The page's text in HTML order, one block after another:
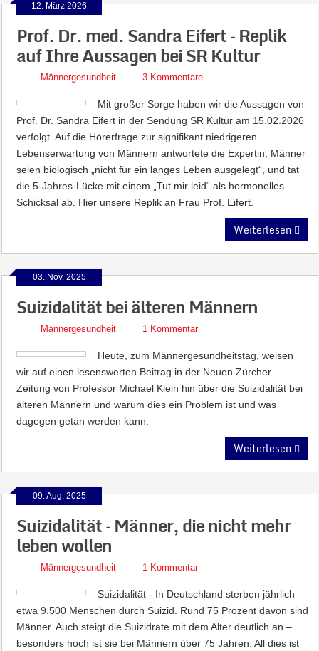
12. März 2026
Prof. Dr. med. Sandra Eifert – Replik
auf Ihre Aussagen bei SR Kultur
Männergesundheit 3 Kommentare
Mit großer Sorge haben wir die Aussagen von
Prof. Dr. Sandra Eifert in der Sendung SR Kultur am 15.02.2026
verfolgt. Auf die Hörerfrage zur signifikant niedrigeren
Lebenserwartung von Männern antwortete die Expertin, Männer
seien biologisch „nicht für ein langes Leben ausgelegt“, und tat
die 5-Jahres-Lücke mit einem „Tut mir leid“ als hormonelles
Schicksal ab. Hier unsere Replik an Frau Prof. Eifert.
Weiterlesen
03. Nov. 2025
Suizidalität bei älteren Männern
Männergesundheit 1 Kommentar
Heute, zum Männergesundheitstag, weisen
wir auf einen lesenswerten Beitrag in der Neuen Zürcher
Zeitung von Professor Michael Klein hin über die Suizidalität bei
älteren Männern und warum dies ein Problem ist und was
dagegen getan werden kann.
Weiterlesen
09. Aug. 2025
Suizidalität – Männer, die nicht mehr
leben wollen
Männergesundheit 1 Kommentar
Suizidalität - In Deutschland sterben jährlich
etwa 9.500 Menschen durch Suizid. Rund 75 Prozent davon sind
Männer. Auch steigt die Suizidrate mit dem Alter deutlich an –
besonders hoch ist sie bei Männern über 75 Jahren. All dies ist